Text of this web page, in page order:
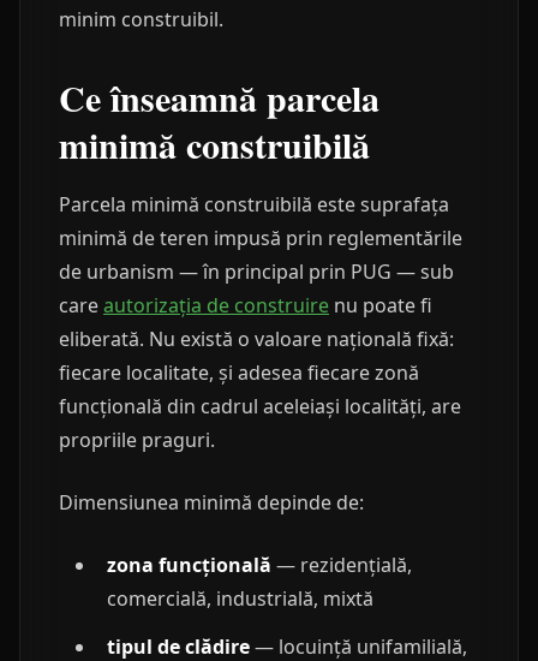
minim construibil.
Ce înseamnă parcela
minimă construibilă
Parcela minimă construibilă este suprafața
minimă de teren impusă prin reglementările
de urbanism — în principal prin PUG — sub
careautorizația de construire nu poate fi
eliberată. Nu există o valoare națională fixă:
fiecare localitate, și adesea fiecare zonă
funcțională din cadrul aceleiași localități, are
propriile praguri.
Dimensiunea minimă depinde de:
zona funcțională — rezidențială,
comercială, industrială, mixtă
tipul de clădire— locuință unifamilială,